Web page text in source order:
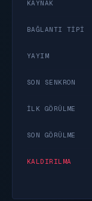
KAYNAK
BAĞLANTI TIPI
YAYIM
SON SENKRON
İLK GÖRÜLME
SON GÖRÜLME
KALDIRILMA